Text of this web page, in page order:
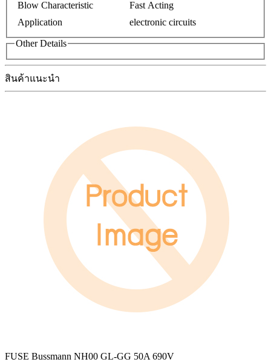
Blow Characteristic
Fast Acting
Application
electronic circuits
Other Details
สินค้าแนะนำ
FUSE Bussmann NH00 GL-GG 50A 690V